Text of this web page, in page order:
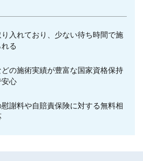
入れており、少ない待ち時間で施
る
の施術実績が豊富な国家資格保持
心
謝料や自賠責保険に対する無料相